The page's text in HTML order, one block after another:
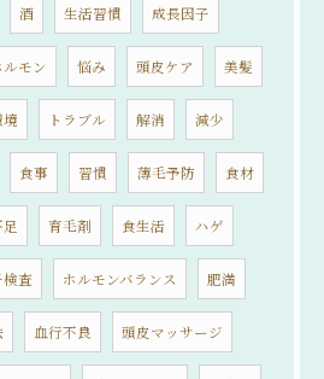
酒 生活習慣 成長因子
モン 悩み 頭皮ケア 美髪
トラブル 解消 減少
食事 習慣 薄毛予防 食材
育毛剤 食生活 ハゲ
査 ホルモンバランス 肥満
血行不良 頭皮マッサージ